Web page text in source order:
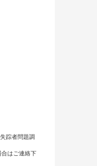
踪者問題調
はご連絡下